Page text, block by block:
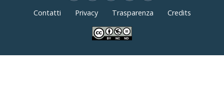
Contatti Privacy Trasparenza Credits